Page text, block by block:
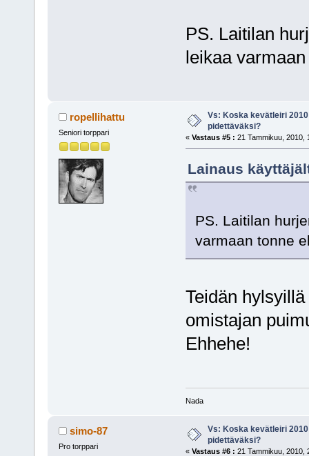
PS. Laitilan
leikaa
ropellihattu
Seniori torppari
Vs: Koska kevätleiri
pidettäväksi?
« Vastaus #5 : 21 Tammikuu, 2010,
Lainaus
PS. Laitilan
varmaan tonne
Teidän
omistajan
Ehhehe!
Nada
simo-87
Pro torppari
Vs: Koska kevätleiri
pidettäväksi?
« Vastaus #6 : 21 Tammikuu, 2010,